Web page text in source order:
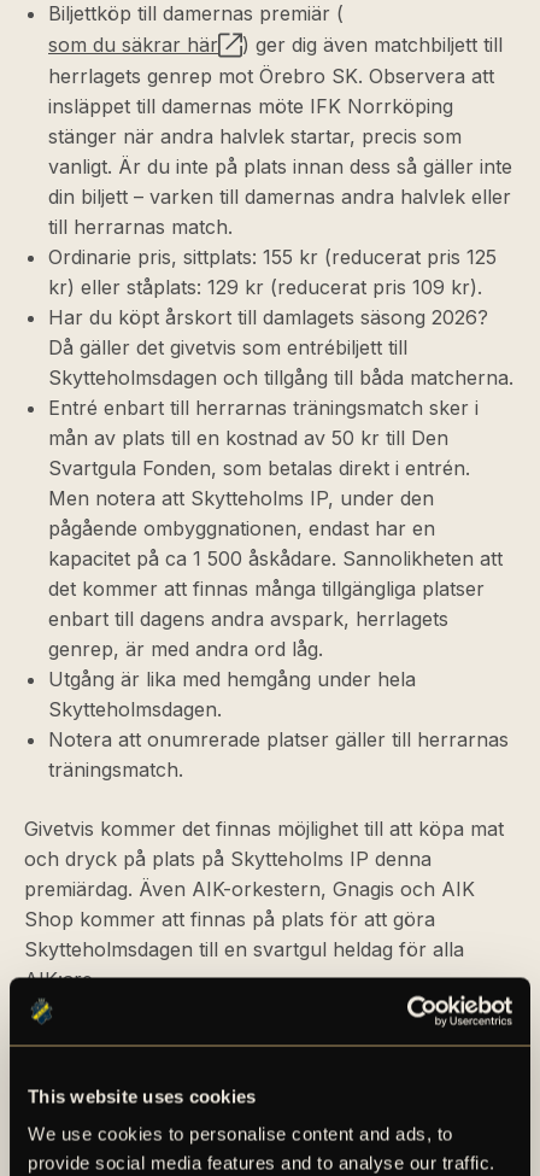
This website uses cookies
We use cookies to personalise content and ads, to
provide social media features and to analyse our traffic.
Biljettköp till damernas premiär (
som du säkrar här
) ger dig även matchbiljett till
herrlagets genrep mot Örebro SK. Observera att
insläppet till damernas möte IFK Norrköping
stänger när andra halvlek startar, precis som
vanligt. Är du inte på plats innan dess så gäller inte
din biljett – varken till damernas andra halvlek eller
till herrarnas match.
Ordinarie pris, sittplats: 155 kr (reducerat pris 125
kr) eller ståplats: 129 kr (reducerat pris 109 kr).
Har du köpt årskort till damlagets säsong 2026?
Då gäller det givetvis som entrébiljett till
Skytteholmsdagen och tillgång till båda matcherna.
Entré enbart till herrarnas träningsmatch sker i
mån av plats till en kostnad av 50 kr till Den
Svartgula Fonden, som betalas direkt i entrén.
Men notera att Skytteholms IP, under den
pågående ombyggnationen, endast har en
kapacitet på ca 1 500 åskådare. Sannolikheten att
det kommer att finnas många tillgängliga platser
enbart till dagens andra avspark, herrlagets
genrep, är med andra ord låg.
Utgång är lika med hemgång under hela
Skytteholmsdagen.
Notera att onumrerade platser gäller till herrarnas
träningsmatch.
Givetvis kommer det finnas möjlighet till att köpa mat
och dryck på plats på Skytteholms IP denna
premiärdag. Även AIK-orkestern, Gnagis och AIK
Shop kommer att finnas på plats för att göra
Skytteholmsdagen till en svartgul heldag för alla
AIK:are.
Vi ses på Skyttan den 28 mars!
SKYTTEHOLMSDAGEN – SÄKRA DIN